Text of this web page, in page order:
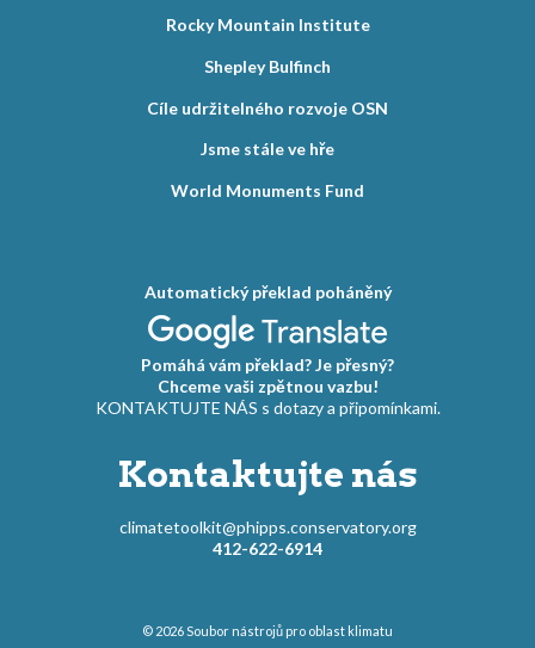
Rocky Mountain Institute
Shepley Bulfinch
Cíle udržitelného rozvoje OSN
Jsme stále ve hře
World Monuments Fund
Automatický překlad poháněný
Pomáhá vám překlad? Je přesný?
Chceme vaši zpětnou vazbu!
KONTAKTUJTE NÁS s dotazy a připomínkami.
Kontaktujte nás
climatetoolkit@phipps.conservatory.org
412-622-6914
© 2026Soubor nástrojů pro oblast klimatu